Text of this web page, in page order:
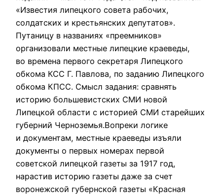
«Известия липецкого совета рабочих,
солдатских и крестьянских депутатов».
Путаницу в названиях «преемников»
организовали местные липецкие краеведы,
во времена первого секретаря Липецкого
обкома КСС Г. Павлова, по заданию Липецкого
обкома КПСС. Смысл задания: сравнять
историю большевистских СМИ новой
Липецкой области с историей СМИ старейших
губерний Черноземья.Вопреки логике
и документам, местные краеведы изъяли
документы о первых номерах первой
советской липецкой газеты за 1917 год,
нарастив историю газеты даже за счет
воронежской губернской газеты «Красная